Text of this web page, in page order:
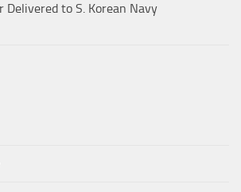
Delivered to S. Korean Navy